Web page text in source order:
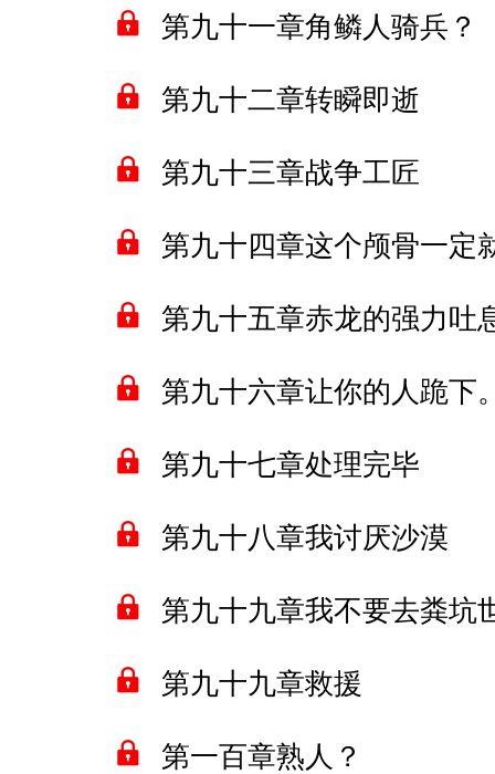
第九十一章角鳞人骑兵？
第九十二章转瞬即逝
第九十三章战争工匠
第九十四章这个颅骨一定
第九十五章赤龙的强力吐
第九十六章让你的人跪下
第九十七章处理完毕
第九十八章我讨厌沙漠
第九十九章我不要去粪坑
第九十九章救援
第一百章熟人？